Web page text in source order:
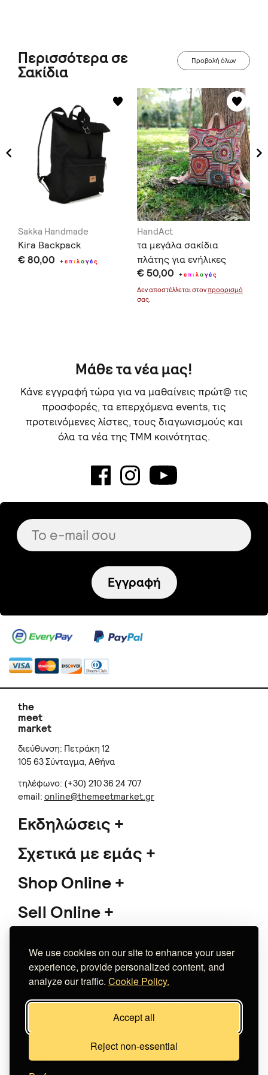
We use cookies on our site to enhance your user
experience, provide personalized content, and
analyze our traffic. Cookie Policy.
Accept all
Reject non-essential
Περισσότερα σε
Σακίδια
Προβολή όλων
Sakka Handmade
Kira Backpack
€ 80,00 +επιλογές
HandAct
τα μεγάλα σακίδια
πλάτης για ενήλικες
€ 50,00 +επιλογές
Δεν αποστέλλεται στονπροορισμό
σας.
Μάθε τα νέα μας!
Κάνε εγγραφή τώρα για να μαθαίνεις πρώτ@ τις
προσφορές, τα επερχόμενα events, τις
προτεινόμενες λίστες, τους διαγωνισμούς και
όλα τα νέα της TMM κοινότητας.
Εγγραφή
the
meet
market
διεύθυνση: Πετράκη 12
105 63 Σύνταγμα, Αθήνα
τηλέφωνο: (+30) 210 36 24 707
email: online@themeetmarket.gr
Εκδηλώσεις
Σχετικά με εμάς
Shop Online
Sell Online
Copyright 2026 The Meet Market
Κατασκευή eshop